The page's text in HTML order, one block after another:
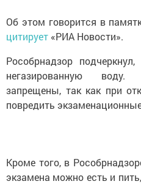
Об этом говорится в
цитирует «РИА Новости».
Рособрнадзор
негазированную воду.
запрещены, так как при
повредить
Кроме того, в
экзамена можно есть и